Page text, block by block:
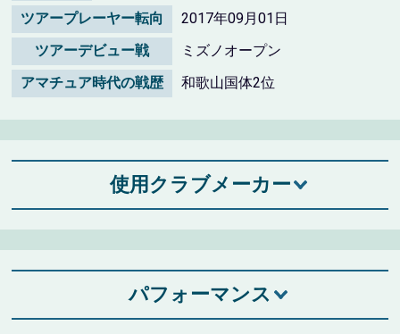
ツアープレーヤー転向
2017年09月01日
ツアーデビュー戦
ミズノオープン
アマチュア時代の戦歴
和歌山国体2位
使用クラブメーカー
パフォーマンス